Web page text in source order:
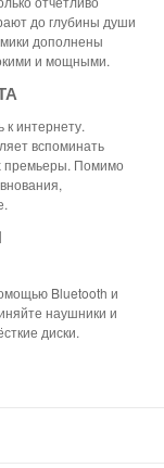
до глубины души
дополнены
и мощными.
интернету.
вспоминать
премьеры. Помимо
Bluetooth и
наушники и
диски.